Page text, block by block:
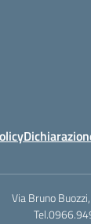
Via Bruno